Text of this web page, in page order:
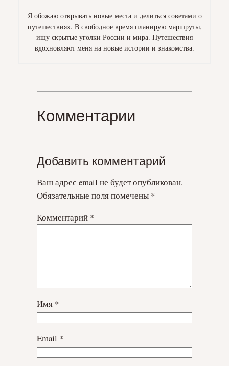
Я обожаю открывать новые места и делиться советами о
путешествиях. В свободное время планирую маршруты,
ищу скрытые уголки России и мира. Путешествия
вдохновляют меня на новые истории и знакомства.
Комментарии
Добавить комментарий
Ваш адрес email не будет опубликован.
Обязательные поля помечены *
Комментарий *
Имя *
Email *